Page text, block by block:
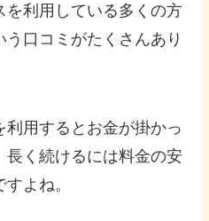
を利用している多くの方
口コミがたくさんあり
用するとお金が掛かっ
長く続けるには料金の安
よね。